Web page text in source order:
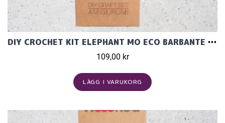
DIY CROCHET KIT ELEPHANT MO ECO BARBANTE SPRING
109,00 kr
LÄGG I VARUKORG